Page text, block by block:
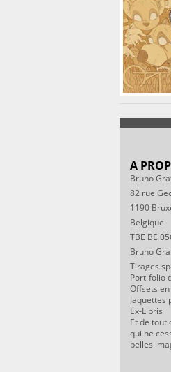
A
Bruno
82 rue
1190
Belgique
TBE BE
Bruno
Tirages
Port-folio
Offsets
Jaquettes
Ex-Libris
Et de tout
qui ne
belles